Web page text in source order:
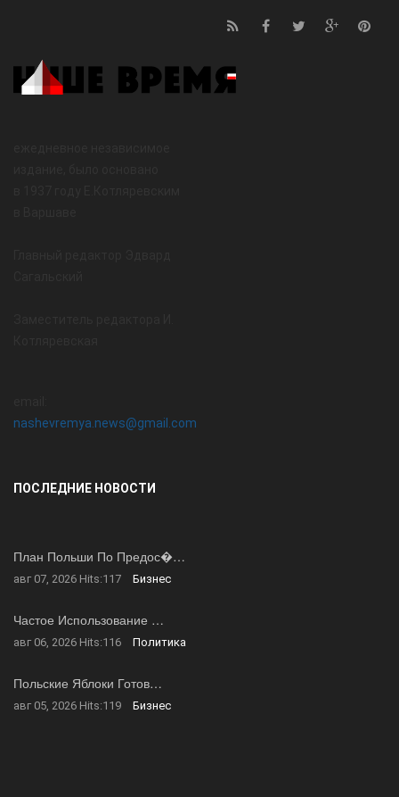
nashevremya.news@gmail.com
ПОСЛЕДНИЕ НОВОСТИ
План Польши По Предос�…
авг 07, 2026 Hits:117 Бизнес
Частое Использование …
авг 06, 2026 Hits:116 Политика
Польские Яблоки Готов…
авг 05, 2026 Hits:119 Бизнес